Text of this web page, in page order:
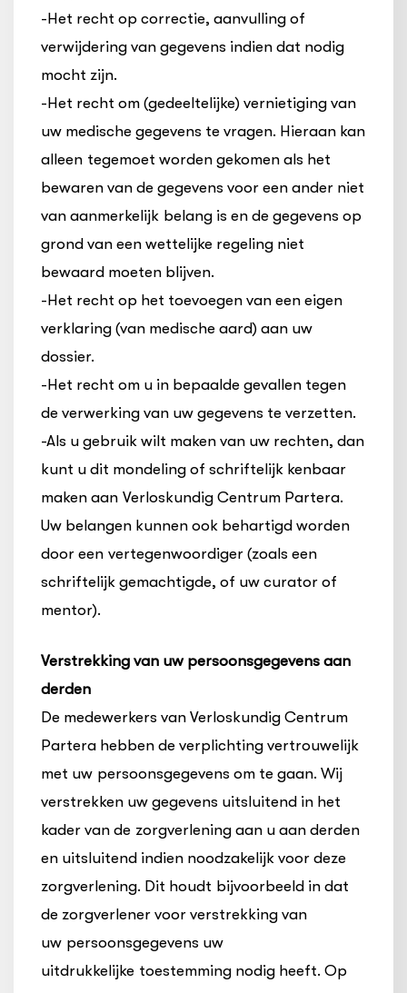
-Het recht op correctie, aanvulling of
verwijdering van gegevens indien dat nodig
mocht zijn.
-Het recht om (gedeeltelijke) vernietiging van
uw medische gegevens te vragen. Hieraan kan
alleen tegemoet worden gekomen als het
bewaren van de gegevens voor een ander niet
van aanmerkelijk belang is en de gegevens op
grond van een wettelijke regeling niet
bewaard moeten blijven.
-Het recht op het toevoegen van een eigen
verklaring (van medische aard) aan uw
dossier.
-Het recht om u in bepaalde gevallen tegen
de verwerking van uw gegevens te verzetten.
-Als u gebruik wilt maken van uw rechten, dan
kunt u dit mondeling of schriftelijk kenbaar
maken aan Verloskundig Centrum Partera.
Uw belangen kunnen ook behartigd worden
door een vertegenwoordiger (zoals een
schriftelijk gemachtigde, of uw curator of
mentor).
Verstrekking van uw persoonsgegevens aan
derden
De medewerkers van Verloskundig Centrum
Partera hebben de verplichting vertrouwelijk
met uw persoonsgegevens om te gaan. Wij
verstrekken uw gegevens uitsluitend in het
kader van de zorgverlening aan u aan derden
en uitsluitend indien noodzakelijk voor deze
zorgverlening. Dit houdt bijvoorbeeld in dat
de zorgverlener voor verstrekking van
uw persoonsgegevens uw
uitdrukkelijke toestemming nodig heeft. Op